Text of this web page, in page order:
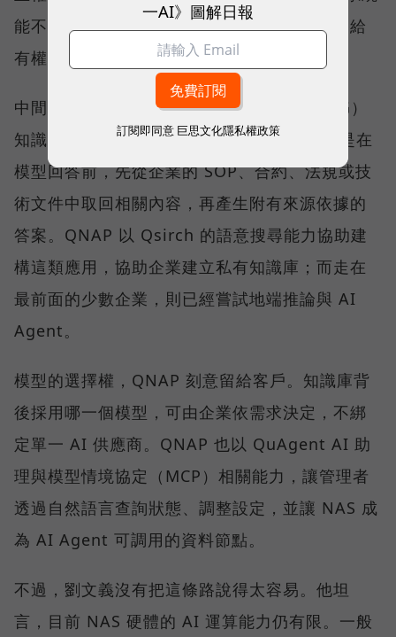
能不能找到正確資料、辨識版本，並把答案交給
有權限的人。
中間一群開始建置私有的檢索增強生成（RAG）
知識庫。RAG 並不是重新訓練一個模型，而是在
模型回答前，先從企業的 SOP、合約、法規或技
術文件中取回相關內容，再產生附有來源依據的
答案。QNAP 以 Qsirch 的語意搜尋能力協助建
構這類應用，協助企業建立私有知識庫；而走在
最前面的少數企業，則已經嘗試地端推論與 AI
Agent。
模型的選擇權，QNAP 刻意留給客戶。知識庫背
後採用哪一個模型，可由企業依需求決定，不綁
定單一 AI 供應商。QNAP 也以 QuAgent AI 助
理與模型情境協定（MCP）相關能力，讓管理者
透過自然語言查詢狀態、調整設定，並讓 NAS 成
為 AI Agent 可調用的資料節點。
不過，劉文義沒有把這條路說得太容易。他坦
言，目前 NAS 硬體的 AI 運算能力仍有限。一般
一AI》圖解日報
訂閱即同意 巨思文化隱私權政策